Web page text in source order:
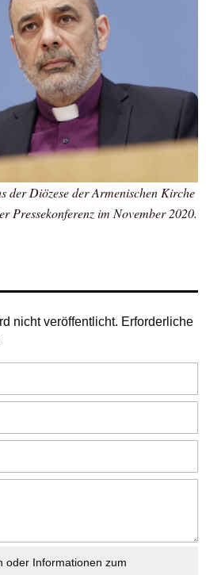
der Diözese der Armenischen Kirche
Pressekonferenz im November 2020.
nicht veröffentlicht. Erforderliche
oder Informationen zum